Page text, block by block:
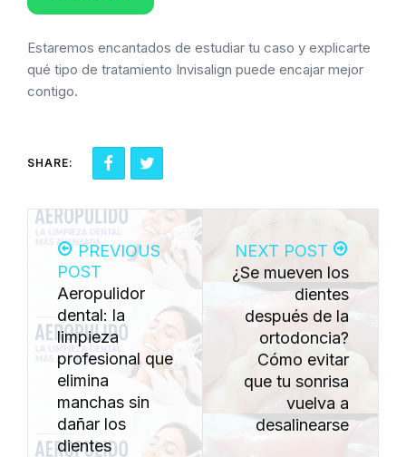
Estaremos encantados de estudiar tu caso y explicarte
qué tipo de tratamiento Invisalign puede encajar mejor
contigo.
SHARE:
PREVIOUS
POST
Aeropulidor
dental: la
limpieza
profesional que
elimina
manchas sin
dañar los
dientes
NEXT POST
¿Se mueven los
dientes
después de la
ortodoncia?
Cómo evitar
que tu sonrisa
vuelva a
desalinearse